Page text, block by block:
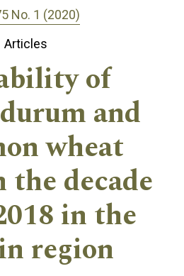
No. 1 (2020)
Articles
of
and
wheat
decade
in the
region